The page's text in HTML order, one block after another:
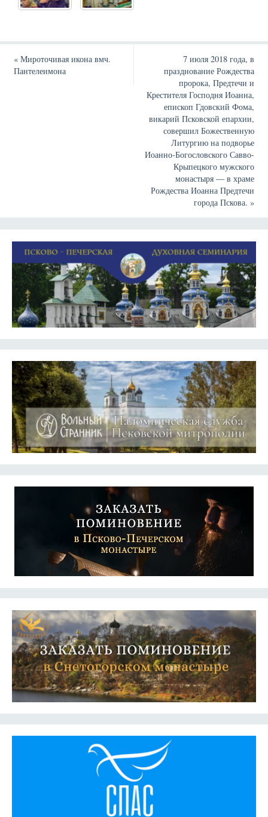
«Мироточивая икона вмч.
Пантелеимона
7 июля 2018 года, в
празднование Рождества
пророка, Предтечи и
Крестителя Господня Иоанна,
епископ Гдовский Фома,
викарий Псковской епархии,
совершил Божественную
Литургию на подворье
Иоанно-Богословского Савво-
Крыпецкого мужского
монастыря — в храме
Рождества Иоанна Предтечи
города Пскова.»